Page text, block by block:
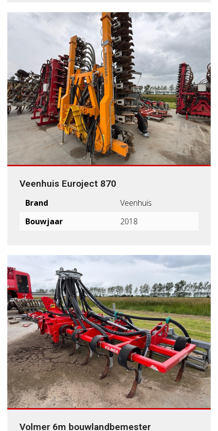
Veenhuis Euroject 870
Brand
Veenhuis
Bouwjaar
2018
Volmer 6m bouwlandbemester